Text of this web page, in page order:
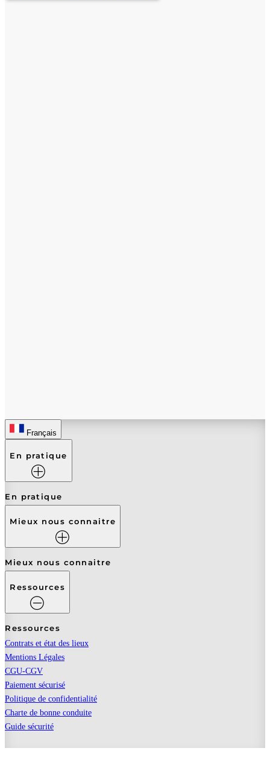
Français
En pratique
En pratique
Mieux nous connaitre
Mieux nous connaitre
Ressources
Ressources
Contrats et état des lieux
Mentions Légales
CGU-CGV
Paiement sécurisé
Politique de confidentialité
Charte de bonne conduite
Guide sécurité